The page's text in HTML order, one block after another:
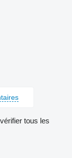
tous les